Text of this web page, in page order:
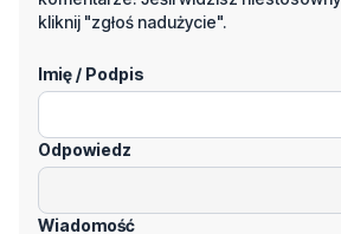
Odpowiedz
Wiadomość